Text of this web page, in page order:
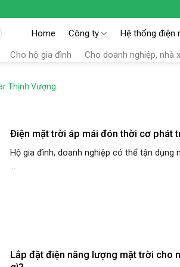
Home Công ty Hệ thống điện
Cho hộ gia đình Cho doanh nghiệp, nhà
Thịnh Vượng
Điện mặt trời áp mái đón thời cơ phát
Hộ gia đình, doanh nghiệp có thể tận dụng
...
Lắp đặt điện năng lượng mặt trời cho